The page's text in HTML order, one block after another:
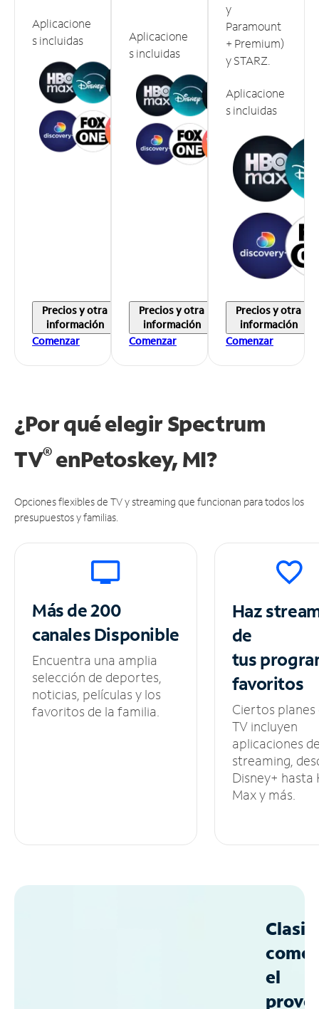
Aplicacione
s incluidas
Precios y otra
información
Comenzar
Aplicacione
s incluidas
Precios y otra
información
Comenzar
y
Paramount
+ Premium)
y STARZ.
Aplicacione
s incluidas
Precios y otra
información
Comenzar
¿Por qué elegir Spectrum
TV®enPetoskey, MI?
Opciones flexibles de TV y streaming que funcionan para todos los
presupuestos y familias.
Más de 200
canalesDisponible
Encuentra una amplia
selección de deportes,
noticias, películas y los
favoritos de la familia.
Haz
de
tus
favoritos
Ciertos planes
TV incluyen
aplicaciones
streaming,
Disney+ hasta
Max y más.
como
el